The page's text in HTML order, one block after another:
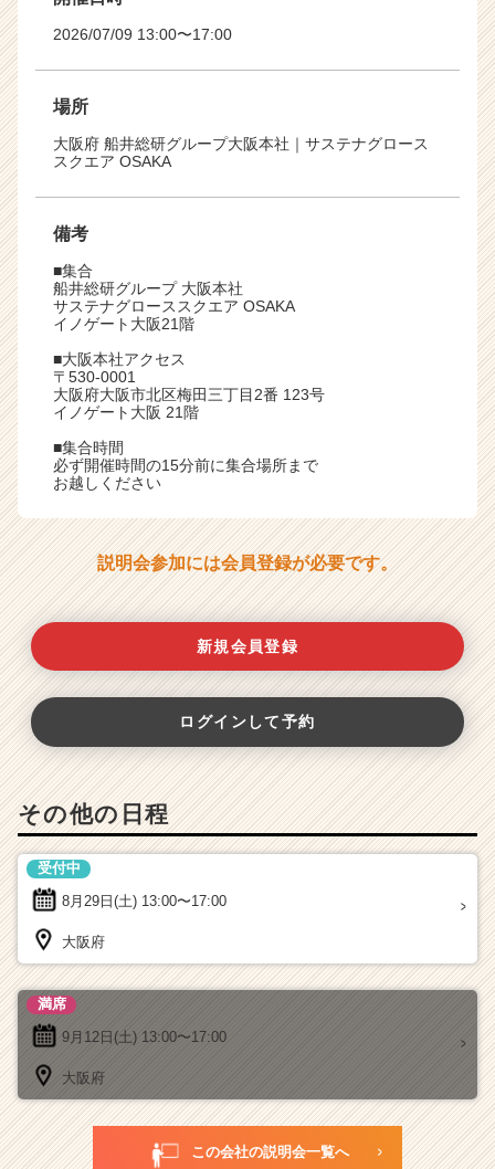
2026/07/09 13:00〜17:00
場所
大阪府 船井総研グループ大阪本社｜サステナグロース
スクエア OSAKA
備考
■集合
船井総研グループ 大阪本社
サステナグローススクエア OSAKA
イノゲート大阪21階
■大阪本社アクセス
〒530-0001
大阪府大阪市北区梅田三丁目2番 123号
イノゲート大阪 21階
■集合時間
必ず開催時間の15分前に集合場所まで
お越しください
説明会参加には会員登録が必要です。
新規会員登録
ログインして予約
その他の日程
8月29日(土) 13:00〜17:00
受付中
大阪府
9月12日(土) 13:00〜17:00
満席
大阪府
この会社の説明会一覧へ